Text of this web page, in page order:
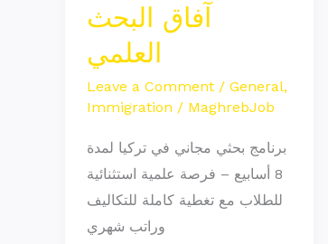
آفاق البحث
العلمي
Leave a Comment / General,
Immigration / MaghrebJob
برنامج بحثي مجاني في تركيا لمدة
8 أسابيع – فرصة علمية استثنائية
للطلاب مع تغطية كاملة للتكاليف
وراتب شهري